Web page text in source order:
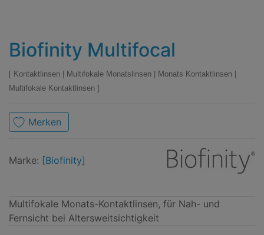
Biofinity Multifocal
Kontaktlinsen Multifokale Monatslinsen Monats Kontaktlinsen
Multifokale Kontaktlinsen
Merken
Marke: [Biofinity]
Biofinity
Multifokale Monats-Kontaktlinsen, für Nah- und
Fernsicht bei Altersweitsichtigkeit